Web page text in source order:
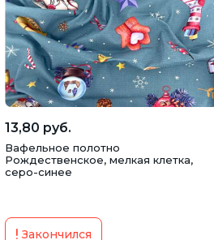
13,80 руб.
Вафельное полотно
Рождественское, мелкая клетка,
серо-синее
Закончился